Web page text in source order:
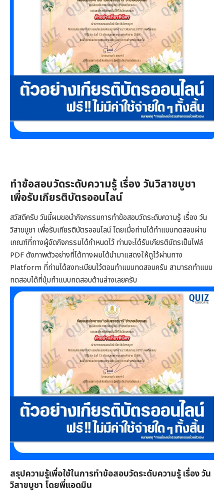
ทำข้อสอบวัดระดับความรู้ เรื่อง วันวิสาขบูชา
เพื่อรับเกียรติบัตรออนไลน์
สวัสดีครับ วันนี้ผมขอนำกิจกรรมการทำข้อสอบวัดระดับความรู้ เรื่อง วัน
วิสาขบูชา เพื่อรับเกียรติบัตรออนไลน์ โดยเมื่อท่านได้ทำแบบทดสอบผ่าน
เกณฑ์ที่ทางผู้จัดกิจกรรมได้กำหนดไว้ ท่านจะได้รับเกียรติบัตรเป็นไฟล์
PDF ดังภาพตัวอย่างที่ได้ทางผมได้นำมาแสดงให้ดูไว้ผ่านทาง
Platform ที่ท่านได้ลงทะเบียนไว้ตอนทำแบบทดสอบครับ สามารถทำแบบ
ทดสอบได้ที่ปุ่มทำแบบทดสอบด้านล่างเลยครับ
สรุปความรู้เพื่อใช้ในการทำข้อสอบวัดระดับความรู้ เรื่อง วัน
วิสาขบูชา โดยพี่แอดมิน